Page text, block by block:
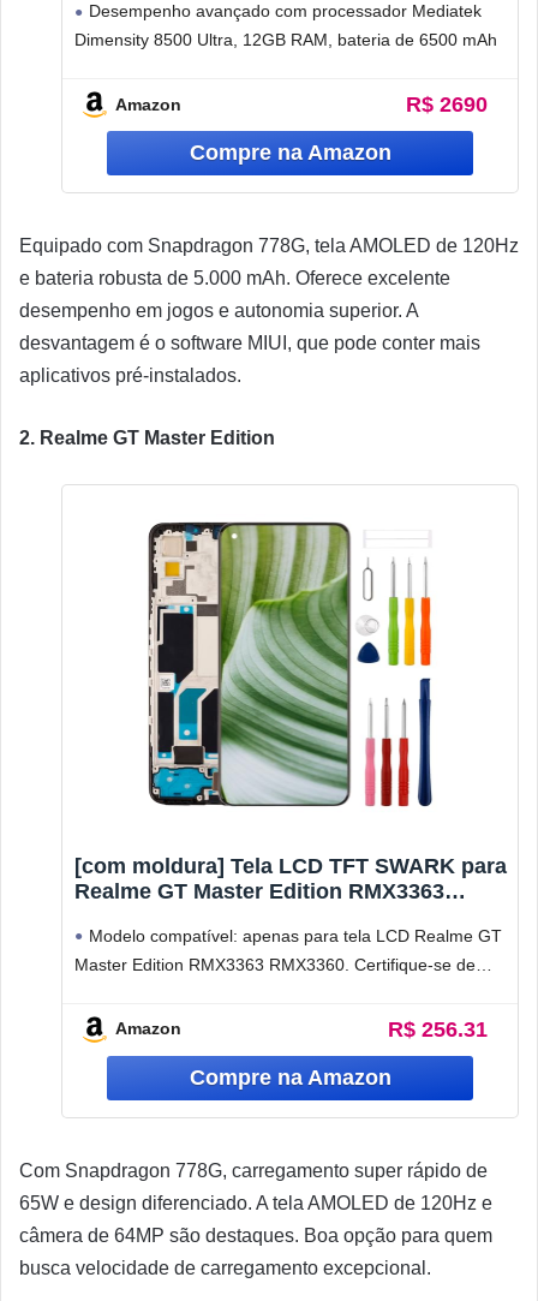
Desempenho avançado com processador Mediatek
Dimensity 8500 Ultra, 12GB RAM, bateria de 6500 mAh
Amazon
R$ 2690
Equipado com Snapdragon 778G, tela AMOLED de 120Hz
e bateria robusta de 5.000 mAh. Oferece excelente
desempenho em jogos e autonomia superior. A
desvantagem é o software MIUI, que pode conter mais
aplicativos pré-instalados.
2. Realme GT Master Edition
[com moldura] Tela LCD TFT SWARK para
Realme GT Master Edition RMX3363
de ferramentas de reparo atualizado – Sem
função de impressão digital
Modelo compatível: apenas para tela LCD Realme GT
Master Edition RMX3363 RMX3360. Certifique-se de
Amazon
R$ 256.31
Com Snapdragon 778G, carregamento super rápido de
65W e design diferenciado. A tela AMOLED de 120Hz e
câmera de 64MP são destaques. Boa opção para quem
busca velocidade de carregamento excepcional.